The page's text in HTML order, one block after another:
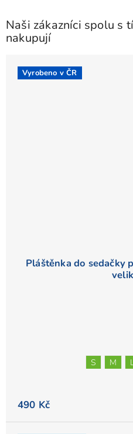
Naši zákazníci spolu s
nakupují
Vyrobeno v ČR
Pláštěnka do sedačky
490 Kč
S M